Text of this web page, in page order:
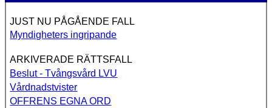
JUST NU PÅGÅENDE FALL
Myndigheters ingripande
ARKIVERADE RÄTTSFALL
Beslut - Tvångsvård LVU
Vårdnadstvister
OFFRENS EGNA ORD